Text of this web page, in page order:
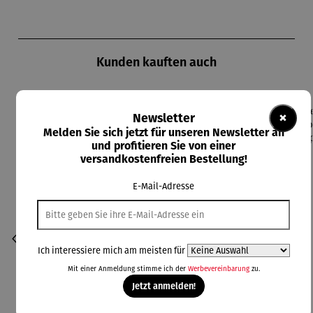
Kunden kauften auch
20% gespart Rabatt8% gespartRabatt19% gespart Rabatt25% gespart Rabatt
×
Newsletter
Melden Sie sich jetzt für unseren Newsletter an
und profitieren Sie von einer
versandkostenfreien Bestellung!
E-Mail-Adresse
Ich interessiere mich am meisten für
Mit einer Anmeldung stimme ich der Werbevereinbarungzu.
Jetzt anmelden!